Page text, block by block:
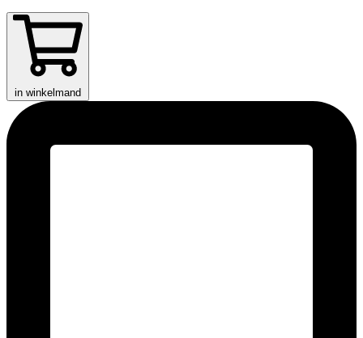
in winkelmand